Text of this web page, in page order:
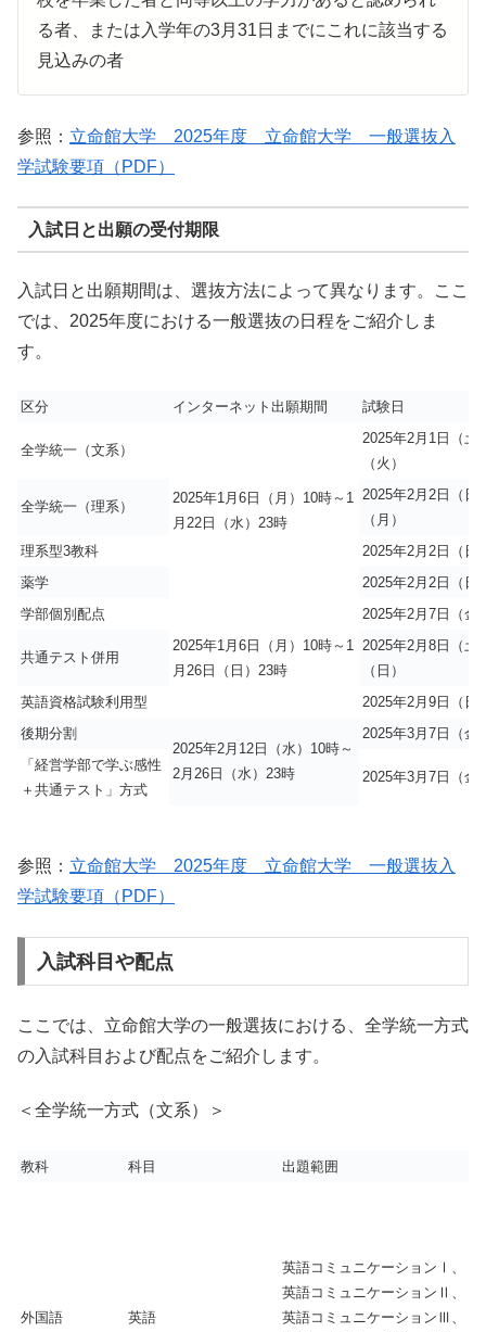
る者、または入学年の3月31日までにこれに該当する
見込みの者
参照： 立命館大学 2025年度 立命館大学 一般選抜入
学試験要項（PDF）
入試日と出願の受付期限
入試日と出願期間は、選抜方法によって異なります。ここ
では、2025年度における一般選抜の日程をご紹介しま
す。
区分 インターネット出願期間 試験日
全学統一（文系）
2025年1月6日（月）10時～1
月22日（水）23時
2025年2月1日（土
（火）
全学統一（理系）
2025年2月2日（日
（月）
理系型3教科
2025年2月2日（日
薬学
2025年2月2日（日
学部個別配点
2025年1月6日（月）10時～1
月26日（日）23時
2025年2月7日（金
共通テスト併用
2025年2月8日（土
（日）
英語資格試験利用型
2025年2月9日（日
後期分割
2025年2月12日（水）10時～
2月26日（水）23時
2025年3月7日（金
「経営学部で学ぶ感性
＋共通テスト」方式
2025年3月7日（金
参照： 立命館大学 2025年度 立命館大学 一般選抜入
学試験要項（PDF）
入試科目や配点
ここでは、立命館大学の一般選抜における、全学統一方式
の入試科目および配点をご紹介します。
＜全学統一方式（文系）＞
教科 科目 出題範囲
外国語 英語
英語コミュニケーションⅠ、
英語コミュニケーションⅡ、
英語コミュニケーションⅢ、